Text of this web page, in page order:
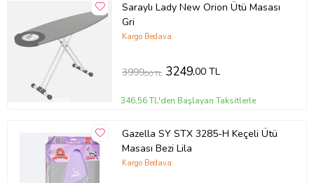
Saraylı Lady New Orion Ütü Masası
Gri
Kargo Bedava
3999,00 TL 3249,00 TL
346,56 TL'den Başlayan Taksitlerle
Gazella SY STX 3285-H Keçeli Ütü
Masası Bezi Lila
Kargo Bedava